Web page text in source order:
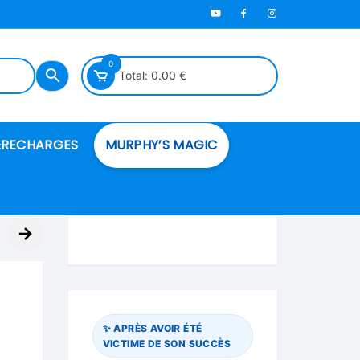
0
Total: 0.00 €
MURPHY’S MAGIC
→
✨ APRÈS AVOIR ÉTÉ
VICTIME DE SON SUCCÈS